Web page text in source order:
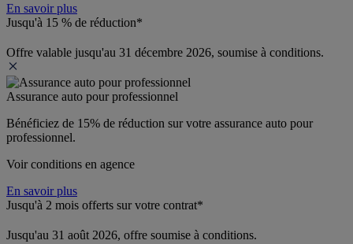
En savoir plus
Jusqu'à 15 % de réduction*
Offre valable jusqu'au 31 décembre 2026, soumise à conditions.
Assurance auto pour professionnel
Bénéficiez de 15% de réduction sur votre assurance auto pour
professionnel.
Voir conditions en agence
En savoir plus
Jusqu'à 2 mois offerts sur votre contrat*
Jusqu'au 31 août 2026, offre soumise à conditions.